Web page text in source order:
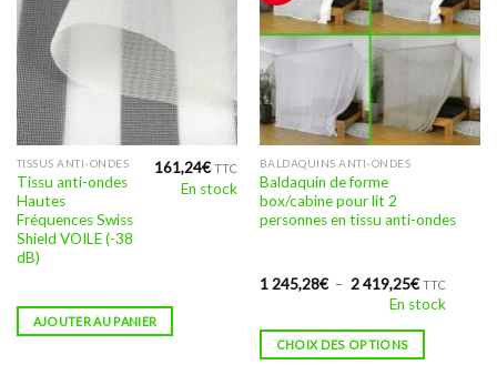
TISSUS ANTI-ONDES
Tissu anti-ondes
Hautes
Fréquences Swiss
Shield VOILE (-38
dB)
161,24€ TTC
En stock
AJOUTER AU PANIER
BALDAQUINS ANTI-ONDES
Baldaquin de forme
box/cabine pour lit 2
personnes en tissu anti-ondes
1 245,28€ – 2 419,25€Plage
de
prix :
1
à
TTC
En stock
CHOIX DES OPTIONS
Ce
produit
a
Les
peuvent
être